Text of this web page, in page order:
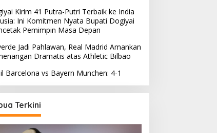
Teki Masa Depan Harry
Transfer Yang Mahal
Kirim 41 Putra-Putri Terbaik ke India
Ini Komitmen Nyata Bupati Dogiyai
Pemimpin Masa Depan
Jadi Pahlawan, Real Madrid Amankan
Dramatis atas Athletic Bilbao
Barcelona vs Bayern Munchen: 4-1
Terkini